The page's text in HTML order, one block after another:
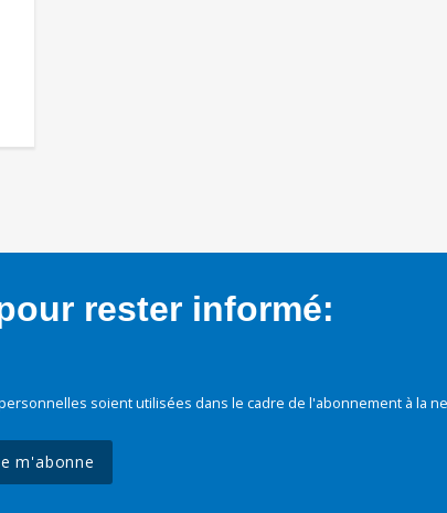
rester informé:
soient utilisées dans le cadre de l'abonnement à la
m'abonne